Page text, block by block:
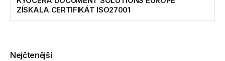
ZÍSKALA CERTIFIKÁT ISO27001
Nejčtenější